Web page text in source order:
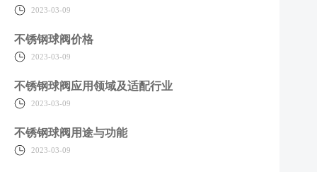
2023-03-09
不锈钢球阀价格
2023-03-09
不锈钢球阀应用领域及适配行业
2023-03-09
不锈钢球阀用途与功能
2023-03-09